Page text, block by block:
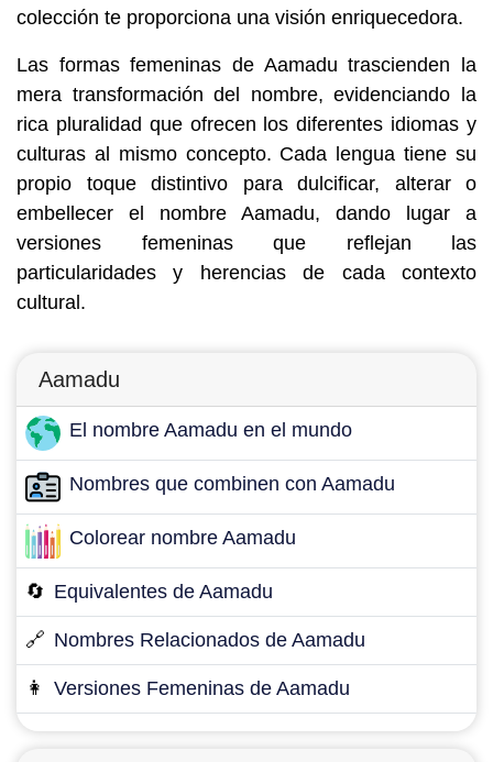
colección te proporciona una visión enriquecedora.
Las formas femeninas de Aamadu trascienden la
mera transformación del nombre, evidenciando la
rica pluralidad que ofrecen los diferentes idiomas y
culturas al mismo concepto. Cada lengua tiene su
propio toque distintivo para dulcificar, alterar o
embellecer el nombre Aamadu, dando lugar a
versiones femeninas que reflejan las
particularidades y herencias de cada contexto
cultural.
Aamadu
El nombre Aamadu en el mundo
Nombres que combinen con Aamadu
Colorear nombre Aamadu
🔄 Equivalentes de Aamadu
🔗 Nombres Relacionados de Aamadu
👩 Versiones Femeninas de Aamadu